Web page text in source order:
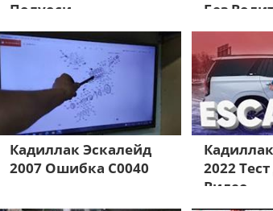
Полуоси
Без
Кадиллак Эскалейд
2007 Ошибка С0040
2022
Видео